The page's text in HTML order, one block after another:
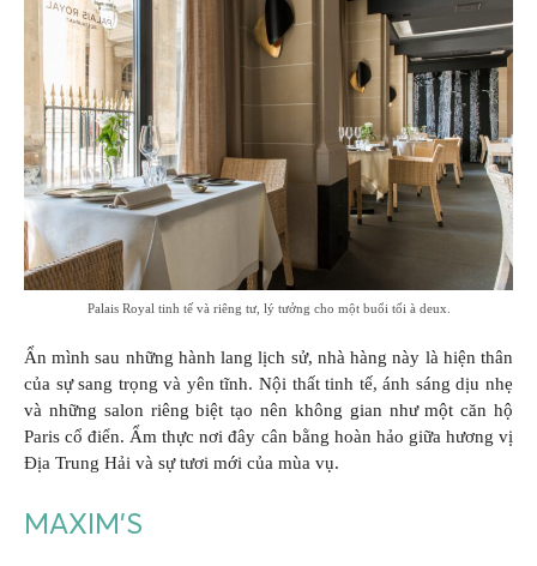
Palais Royal tinh tế và riêng tư, lý tưởng cho một buổi tối à deux.
Ẩn mình sau những hành lang lịch sử, nhà hàng này là hiện thân
của sự sang trọng và yên tĩnh. Nội thất tinh tế, ánh sáng dịu nhẹ
và những salon riêng biệt tạo nên không gian như một căn hộ
Paris cổ điển. Ẩm thực nơi đây cân bằng hoàn hảo giữa hương vị
Địa Trung Hải và sự tươi mới của mùa vụ.
MAXIM’S